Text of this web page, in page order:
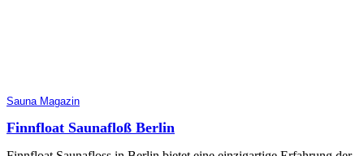
Sauna Magazin
Finnfloat Saunafloß Berlin